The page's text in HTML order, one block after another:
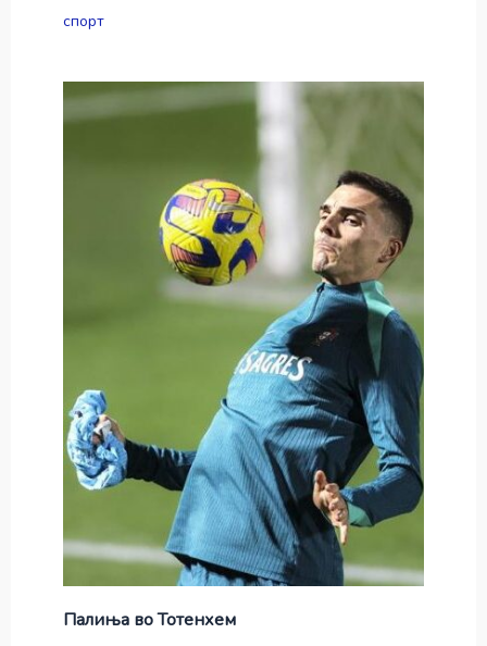
спорт
Палиња во Тотенхем